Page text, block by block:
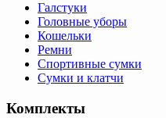
Галстуки
Головные уборы
Кошельки
Ремни
Спортивные сумки
Сумки и клатчи
Комплекты